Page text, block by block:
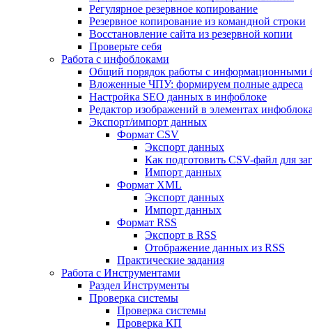
Регулярное резервное копирование
Резервное копирование из командной строки
Восстановление сайта из резервной копии
Проверьте себя
Работа с инфоблоками
Общий порядок работы с информационными
Вложенные ЧПУ: формируем полные адреса
Настройка SEO данных в инфоблоке
Редактор изображений в элементах инфоблока
Экспорт/импорт данных
Формат CSV
Экспорт данных
Как подготовить CSV-файл для
Импорт данных
Формат XML
Экспорт данных
Импорт данных
Формат RSS
Экспорт в RSS
Отображение данных из RSS
Практические задания
Работа с Инструментами
Раздел Инструменты
Проверка системы
Проверка системы
Проверка КП